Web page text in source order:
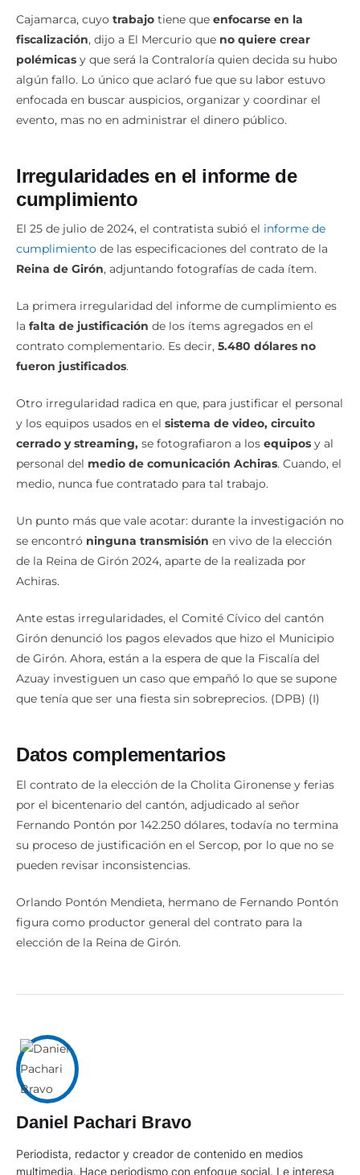
fiscalización, dijo a El Mercurio queno quiere crear
polémicasy que será la Contraloría quien decida su hubo
algún fallo. Lo único que aclaró fue que su labor estuvo
enfocada en buscar auspicios, organizar y coordinar el
evento, mas no en administrar el dinero público.
cumplimiento
El 25 de julio de 2024, el contratista subió el
cumplimientode las especificaciones del contrato de la
Reina de Girón, adjuntando fotografías de cada ítem.
la falta de justificaciónde los ítems agregados en el
contrato complementario. Es decir,5.480 dólares no
fueron justificados.
y los equipos usados en elsistema de video, circuito
cerrado y streaming,se fotografiaron a losequiposy al
personal delmedio de comunicación Achiras. Cuando, el
medio, nunca fue contratado para tal trabajo.
se encontróninguna transmisiónen vivo de la elección
de la Reina de Girón 2024, aparte de la realizada por
Achiras.
Girón denunció los pagos elevados que hizo el Municipio
de Girón. Ahora, están a la espera de que la Fiscalía del
Azuay investiguen un caso que empañó lo que se supone
que tenía que ser una fiesta sin sobreprecios. (DPB) (I)
El contrato de la elección de la Cholita Gironense y ferias
por el bicentenario del cantón, adjudicado al señor
Fernando Pontón por 142.250 dólares, todavía no termina
su proceso de justificación en el Sercop, por lo que no se
pueden revisar inconsistencias.
figura como productor general del contrato para la
elección de la Reina de Girón.
Daniel Pachari Bravo
Periodista, redactor y creador de contenido en medios
multimedia. Hace periodismo con enfoque social. Le interesa
conocer las realidades humanas para plasmarlas en